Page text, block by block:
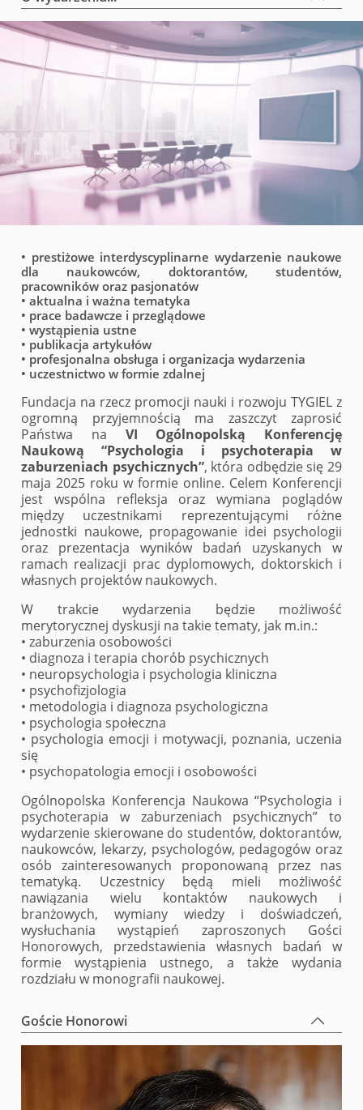
• prestiżowe interdyscyplinarne wydarzenie naukowe
dla naukowców, doktorantów, studentów,
pracowników oraz pasjonatów
• aktualna i ważna tematyka
• prace badawcze i przeglądowe
• wystąpienia ustne
• publikacja artykułów
• profesjonalna obsługa i organizacja wydarzenia
• uczestnictwo w formie zdalnej
Fundacja na rzecz promocji nauki i rozwoju TYGIEL z
ogromną przyjemnością ma zaszczyt zaprosić
Państwa na VI Ogólnopolską Konferencję
Naukową “Psychologia i psychoterapia w
zaburzeniach psychicznych”, która odbędzie się 29
maja 2025 roku w formie online. Celem Konferencji
jest wspólna refleksja oraz wymiana poglądów
między uczestnikami reprezentującymi różne
jednostki naukowe, propagowanie idei psychologii
oraz prezentacja wyników badań uzyskanych w
ramach realizacji prac dyplomowych, doktorskich i
własnych projektów naukowych.
W trakcie wydarzenia będzie możliwość
merytorycznej dyskusji na takie tematy, jak m.in.:
• zaburzenia osobowości
• diagnoza i terapia chorób psychicznych
• neuropsychologia i psychologia kliniczna
• psychofizjologia
• metodologia i diagnoza psychologiczna
• psychologia społeczna
• psychologia emocji i motywacji, poznania, uczenia
się
• psychopatologia emocji i osobowości
Ogólnopolska Konferencja Naukowa “Psychologia i
psychoterapia w zaburzeniach psychicznych” to
wydarzenie skierowane do studentów, doktorantów,
naukowców, lekarzy, psychologów, pedagogów oraz
osób zainteresowanych proponowaną przez nas
tematyką. Uczestnicy będą mieli możliwość
nawiązania wielu kontaktów naukowych i
branżowych, wymiany wiedzy i doświadczeń,
wysłuchania wystąpień zaproszonych Gości
Honorowych, przedstawienia własnych badań w
formie wystąpienia ustnego, a także wydania
rozdziału w monografii naukowej.
Goście Honorowi